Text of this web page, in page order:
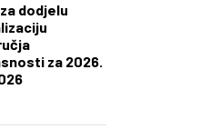
za dodjelu
za 2026.